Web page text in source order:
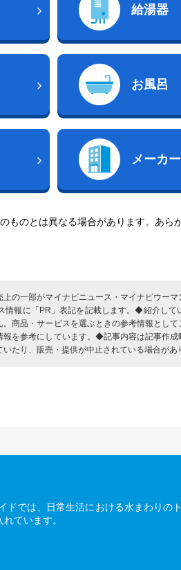
給湯器
お風呂
メーカー
のとは異なる場合があります。あら
の一部がマイナビニュース・マイナビウー
情報に「PR」表記を記載します。◆紹介して
商品・サービスを選ぶときの参考情報とし
を参考にしています。◆記事内容は記事作
たり、販売・提供が中止されている場合があ
ドでは、日常生活における水まわりの
ています。